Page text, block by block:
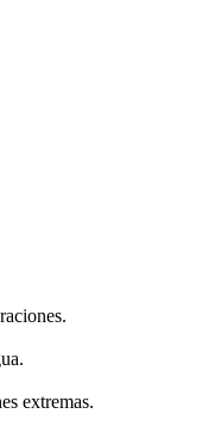
extremas.